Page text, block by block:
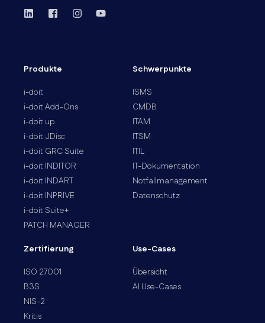
Produkte
i-doit
i-doit Add-Ons
i-doit up
i-doit JDisc
i-doit GRC Suite
i-doit INDITOR
i-doit INDART
i-doit INPRIVE
i-doit Suite+
PATCH MANAGER
Schwerpunkte
ISMS
CMDB
ITAM
ITSM
ITIL
IT-Dokumentation
Notfallmanagement
Datenschutz
Zertifierung
ISO 27001
B3S
NIS-2
Kritis
Use-Cases
Übersicht
AI Use-Cases